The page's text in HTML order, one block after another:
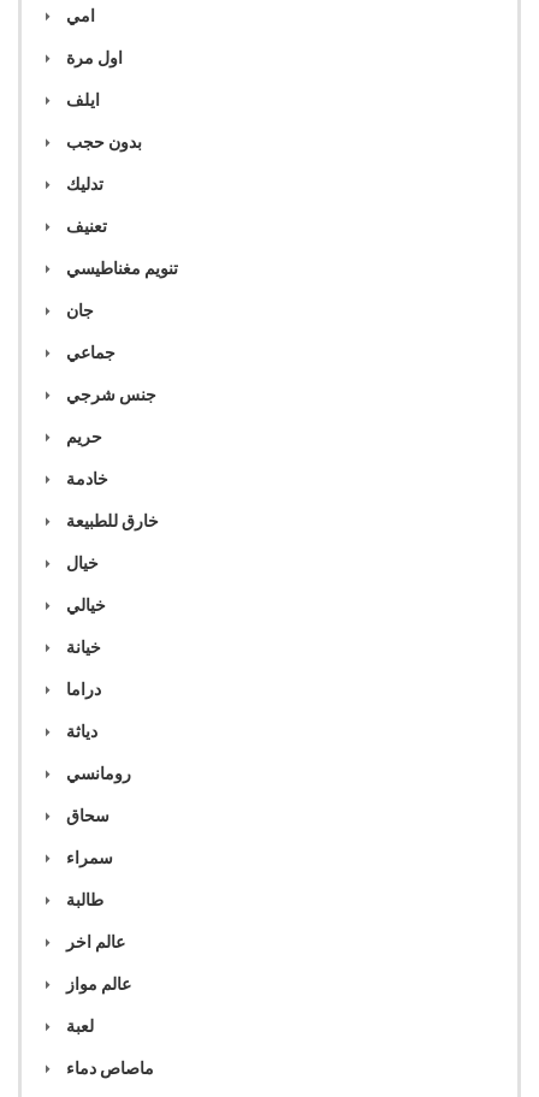
امي
اول مرة
ايلف
بدون حجب
تدليك
تعنيف
تنويم مغناطيسي
جان
جماعي
جنس شرجي
حريم
خادمة
خارق للطبيعة
خيال
خيالي
خيانة
دراما
دياثة
رومانسي
سحاق
سمراء
طالبة
عالم اخر
عالم مواز
لعبة
ماصاص دماء